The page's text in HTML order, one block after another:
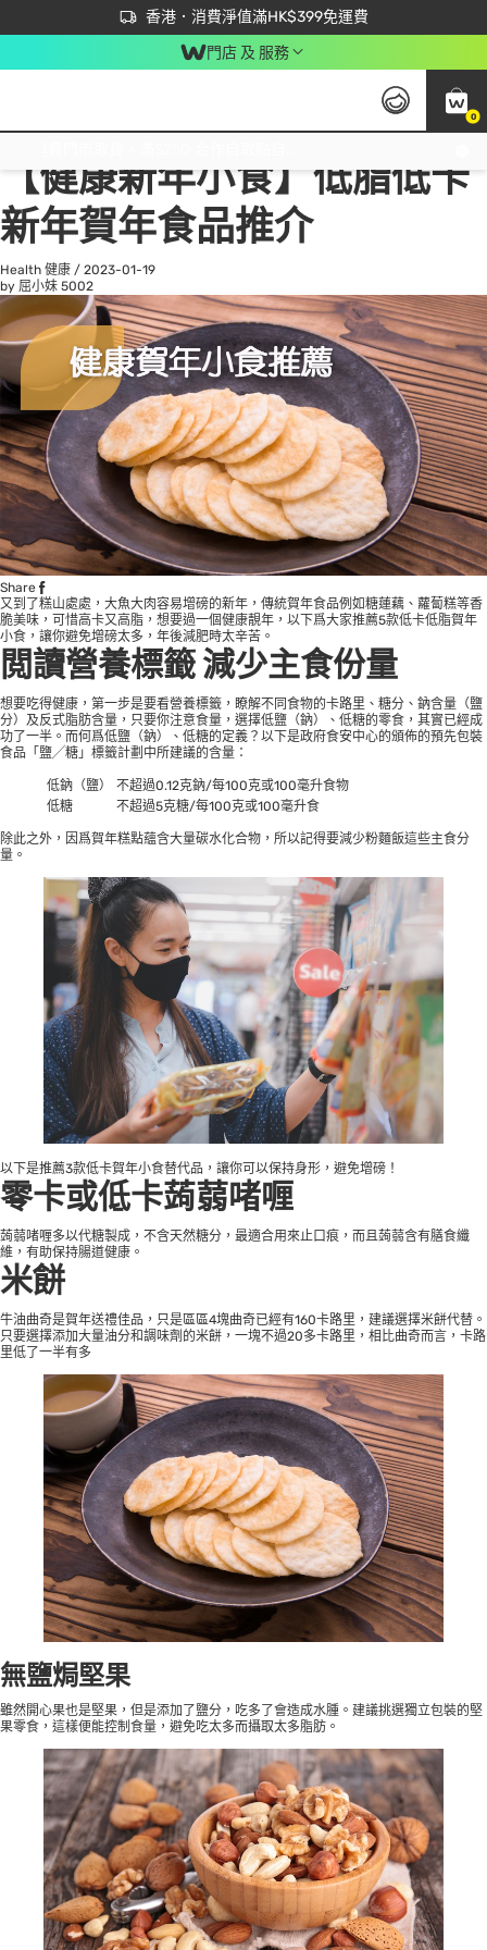
香港．消費淨值滿HK$399免運費
立即成為易賞錢會員盡享獨家優惠
首次APP下單買滿$450 輸入 NEWAPP 即減$50
門店 及 服務
0
All
【健康新年小食】低脂低卡
新年賀年食品推介
Health 健康 / 2023-01-19
by 屈小妹 5002
Share
又到了糕山處處，大魚大肉容易增磅的新年，傳統賀年食品例如糖蓮藕、蘿蔔糕等香
脆美味，可惜高卡又高脂，想要過一個健康靚年，以下爲大家推薦5款低卡低脂賀年
小食，讓你避免增磅太多，年後減肥時太辛苦。
閲讀營養標籤 減少主食份量
想要吃得健康，第一步是要看營養標籤，瞭解不同食物的卡路里、糖分、鈉含量（鹽
分）及反式脂肪含量，只要你注意食量，選擇低鹽（鈉）、低糖的零食，其實已經成
功了一半。而何爲低鹽（鈉）、低糖的定義？以下是政府食安中心的頒佈的預先包裝
食品「鹽╱糖」標籤計劃 中所建議的含量：
低鈉（鹽）
不超過0.12克鈉/每100克或100毫升食物
低糖
不超過5克糖/每100克或100毫升食
除此之外，因爲賀年糕點蘊含大量碳水化合物，所以記得要減少粉麵飯這些主食分
量。
以下是推薦3款低卡賀年小食替代品，讓你可以保持身形，避免增磅！
零卡或低卡蒟蒻啫喱
蒟蒻啫喱多以代糖製成，不含天然糖分，最適合用來止口痕，而且蒟蒻含有膳食纖
維，有助保持腸道健康。
米餅
牛油曲奇是賀年送禮佳品，只是區區4塊曲奇已經有160卡路里，建議選擇米餅代替。
只要選擇添加大量油分和調味劑的米餅，一塊不過20多卡路里，相比曲奇而言，卡路
里低了一半有多
無鹽焗堅果
雖然開心果也是堅果，但是添加了鹽分，吃多了會造成水腫。建議挑選獨立包裝的堅
果零食，這樣便能控制食量，避免吃太多而攝取太多脂肪。